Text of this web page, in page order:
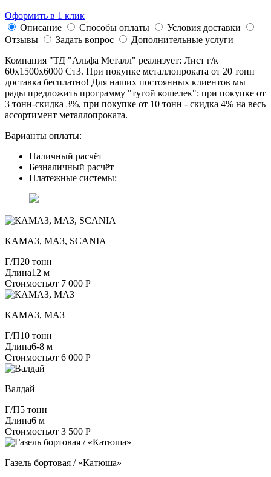
Оформить в 1 клик
Описание
Способы оплаты
Условия доставки
Отзывы
Задать вопрос
Дополнительные услуги
Компания "ТД "Альфа Металл" реализует: Лист г/к
60х1500х6000 Ст3. При покупке металлопроката от 20 тонн
доставка бесплатно! Для наших постоянных клиентов мы
рады предложить программу "тугой кошелек": при покупке от
3 тонн-скидка 3%, при покупке от 10 тонн - скидка 4% на весь
ассортимент металлопроката.
Варианты оплаты:
Наличный расчёт
Безналичный расчёт
Платежные системы:
КАМАЗ, МАЗ, SCANIA
Г/П20 тонн
Длина12 м
Стоимостьот 7 000 Р
КАМАЗ, МАЗ
Г/П10 тонн
Длина6-8 м
Стоимостьот 6 000 Р
Валдай
Г/П5 тонн
Длина6 м
Стоимостьот 3 500 Р
Газель бортовая / «Катюша»